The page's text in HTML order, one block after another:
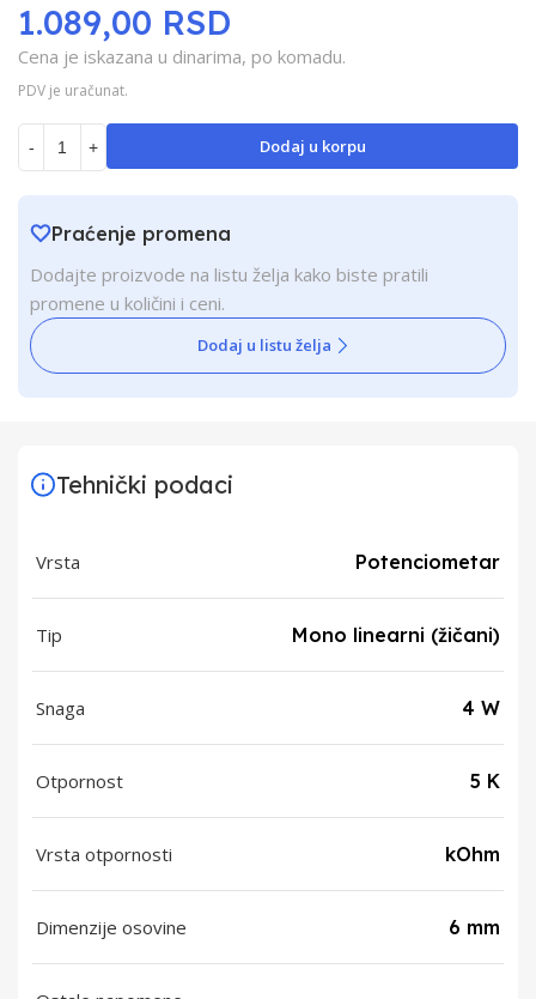
Cena je iskazana u dinarima, po komadu.
PDV je uračunat.
1.089,00 RSD
- + Dodaj u korpu
Praćenje promena
Dodajte proizvode na listu želja kako biste pratili
promene u količini i ceni.
Dodaj u listu želja
Tehnički podaci
Vrsta Potenciometar
Tip Mono linearni (žičani)
Snaga 4 W
Otpornost 5 K
Vrsta otpornosti kOhm
Dimenzije osovine 6 mm